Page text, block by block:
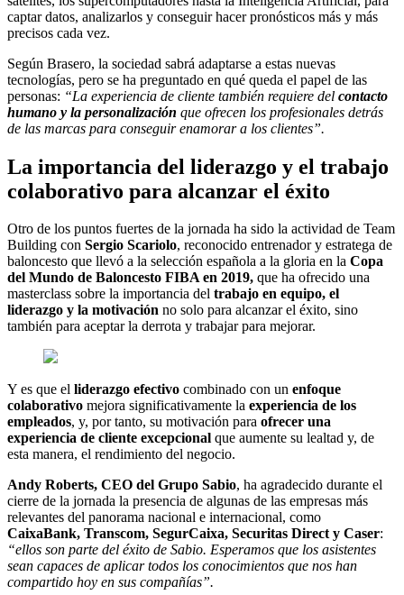
captar datos, analizarlos y conseguir hacer pronósticos más y más
precisos cada vez.
Según Brasero, la sociedad sabrá adaptarse a estas nuevas
tecnologías, pero se ha preguntado en qué queda el papel de las
personas: “La experiencia de cliente también requiere del contacto
humano y la personalización que ofrecen los profesionales detrás
de las marcas para conseguir enamorar a los clientes”.
La importancia del liderazgo y el trabajo
colaborativo para alcanzar el éxito
Otro de los puntos fuertes de la jornada ha sido la actividad de Team
Building con Sergio Scariolo, reconocido entrenador y estratega de
baloncesto que llevó a la selección española a la gloria en la Copa
del Mundo de Baloncesto FIBA en 2019, que ha ofrecido una
masterclass sobre la importancia del trabajo en equipo, el
liderazgo y la motivación no solo para alcanzar el éxito, sino
también para aceptar la derrota y trabajar para mejorar.
Y es que el liderazgo efectivo combinado con un enfoque
colaborativo mejora significativamente la experiencia de los
empleados, y, por tanto, su motivación para ofrecer una
experiencia de cliente excepcional que aumente su lealtad y, de
esta manera, el rendimiento del negocio.
Andy Roberts, CEO del Grupo Sabio, ha agradecido durante el
cierre de la jornada la presencia de algunas de las empresas más
relevantes del panorama nacional e internacional, como
CaixaBank, Transcom, SegurCaixa, Securitas Direct y Caser:
“ellos son parte del éxito de Sabio. Esperamos que los asistentes
sean capaces de aplicar todos los conocimientos que nos han
compartido hoy en sus compañías”.